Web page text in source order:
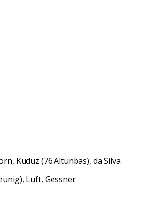
Kuduz (76.Altunbas), da Silva
Luft, Gessner